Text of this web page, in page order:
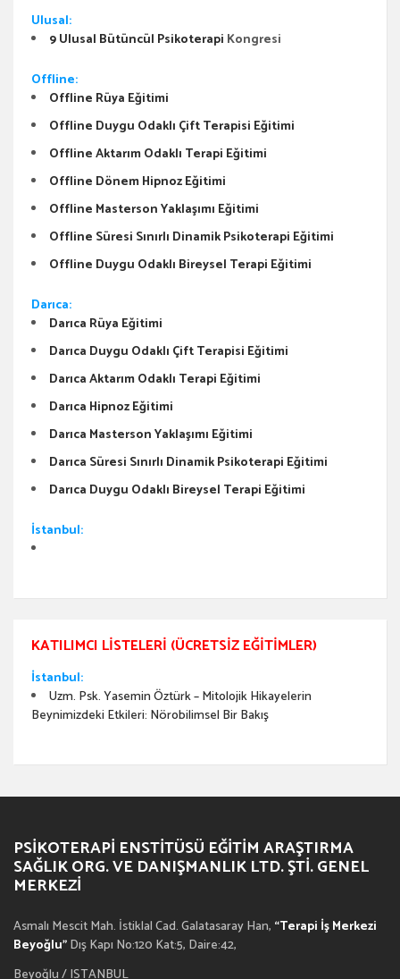
Ulusal:
9 Ulusal Bütüncül Psikoterapi Kongresi
Offline:
Offline Rüya Eğitimi
Offline Duygu Odaklı Çift Terapisi Eğitimi
Offline Aktarım Odaklı Terapi Eğitimi
Offline Dönem Hipnoz Eğitimi
Offline Masterson Yaklaşımı Eğitimi
Offline Süresi Sınırlı Dinamik Psikoterapi Eğitimi
Offline Duygu Odaklı Bireysel Terapi Eğitimi
Darıca:
Darıca Rüya Eğitimi
Darıca Duygu Odaklı Çift Terapisi Eğitimi
Darıca Aktarım Odaklı Terapi Eğitimi
Darıca Hipnoz Eğitimi
Darıca Masterson Yaklaşımı Eğitimi
Darıca Süresi Sınırlı Dinamik Psikoterapi Eğitimi
Darıca Duygu Odaklı Bireysel Terapi Eğitimi
İstanbul:
KATILIMCI LISTELERI (ÜCRETSIZ EĞITIMLER)
İstanbul:
Uzm. Psk. Yasemin Öztürk – Mitolojik Hikayelerin
Beynimizdeki Etkileri: Nörobilimsel Bir Bakış
PSIKOTERAPI ENSTITÜSÜ EĞITIM ARAŞTIRMA
SAĞLIK ORG. VE DANIŞMANLIK LTD. ŞTI. GENEL
MERKEZI
Asmalı Mescit Mah. İstiklal Cad. Galatasaray Han, “Terapi İş Merkezi
Beyoğlu”Dış Kapı No:120 Kat:5, Daire:42,